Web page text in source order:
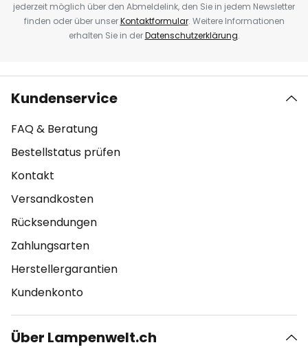
jederzeit möglich über den Abmeldelink, den Sie in jedem Newsletter
finden oder über unserKontaktformular. Weitere Informationen
erhalten Sie in derDatenschutzerklärung.
Kundenservice
FAQ & Beratung
Bestellstatus prüfen
Kontakt
Versandkosten
Rücksendungen
Zahlungsarten
Herstellergarantien
Kundenkonto
Über Lampenwelt.ch